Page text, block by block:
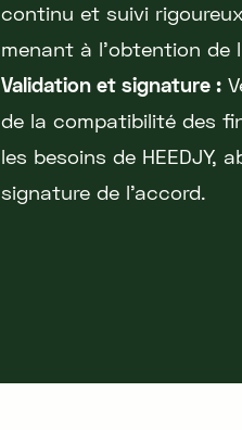
continu et suivi
menant à l'obtention de
Validation et signature :
de la compatibilité des
les besoins de HEEDJY,
signature de l'accord.